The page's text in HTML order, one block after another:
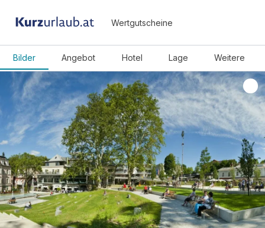
Wertgutscheine
Bilder Angebot Hotel Lage Weitere